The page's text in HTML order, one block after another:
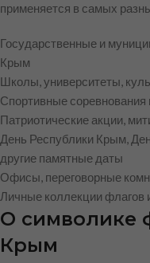
применяется в самых
Государственные и
Крым
Школы, университеты,
Спортивные
Патриотические акции,
День Республики Крым,
другие памятные даты
Офисы, переговорные
Личные коллекции флагов
О символике
Крым